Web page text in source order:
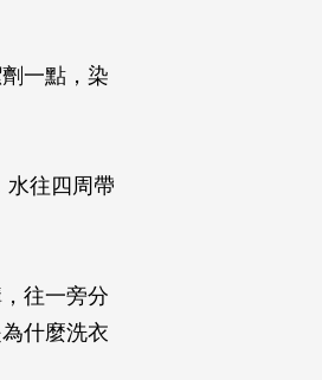
一點，染
水往四周帶
往一旁分
什麼洗衣